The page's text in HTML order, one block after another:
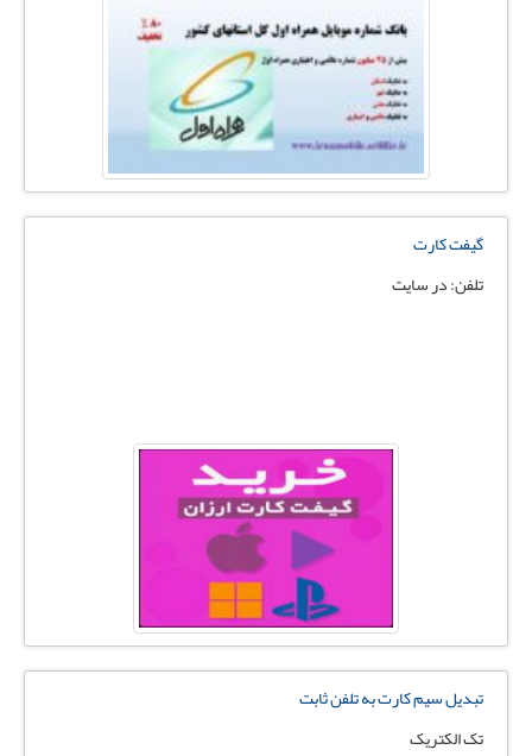
گیفت کارت
تلفن: در سایت
تبدیل سیم کارت به تلفن ثابت
تک الکتریک